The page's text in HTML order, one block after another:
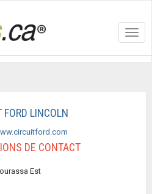
FORD LINCOLN
DE CONTACT
Est